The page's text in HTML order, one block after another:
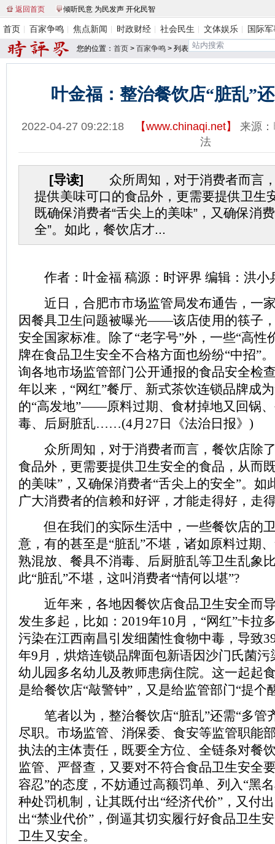
返回首页 倾听民意 为民发声 开化民智
首页 百家争鸣 焦点新闻 时政财经 社会民生 文体娱乐 国际
您的位置： 首页 > 百家争鸣 > 列表
叶金福：整治餐饮店“脏乱”
2022-04-27 09:22:18 【www.chinaqi.net】 来源：
法
[导读] 众所周知，对于消费者而言
提供美味可口的食品外，更需要提供卫生
既确保消费者“舌尖上的美味”，又确保消
全”。如此，餐饮店才...
作者：叶金福 稿源：时评界 编辑：洪小
近日，合肥市市场监管局发布通告，一家
因餐具卫生问题被曝光——该店使用的筷子
安全国家标准。除了“老字号”外，一些“高性
牌在食品卫生安全不合格方面也纷纷“中招”
询各地市场监管部门公开通报的食品安全检
年以来，“网红”餐厅、新式茶饮连锁品牌成
的“高发地”——原料过期、食材掉地又回锅
毒、后厨脏乱……(4月27日《法治日报》)
众所周知，对于消费者而言，餐饮店除
食品外，更需要提供卫生安全的食品，从而
的美味”，又确保消费者“舌尖上的安全”。如
广大消费者的信赖和好评，才能走得好，走
但在我们的实际生活中，一些餐饮店的
意，有的甚至是“脏乱”不堪，诸如原料过期
熟混放、餐具不消毒、后厨脏乱等卫生乱象
此“脏乱”不堪，这叫消费者“情何以堪”?
近年来，各地因餐饮店食品卫生安全而
发生多起，比如：2019年10月，“网红”卡拉
污染在江西南昌引发细菌性食物中毒，导致
年9月，烘焙连锁品牌面包新语因沙门氏菌
幼儿园多名幼儿及教师患病住院。这一起起
是给餐饮店“敲警钟”，又是给监管部门“提个
笔者以为，整治餐饮店“脏乱”还需“多管
尽职。市场监管、消保委、食安等监管职能
执法的主体责任，既要全方位、全链条对餐
监管、严督查，又要对不符合食品卫生安全
容忍”的态度，不妨通过高额罚单、列入“黑
种处罚机制，让其既付出“经济代价”，又付
出“禁业代价”，倒逼其切实履行好食品卫生
卫生又安全。